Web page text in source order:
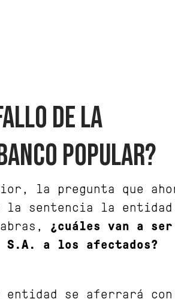
DE LA
POPULAR?
la pregunta que
sentencia la entidad
¿cuáles van a
S.A. a los afectados?
entidad se aferrará